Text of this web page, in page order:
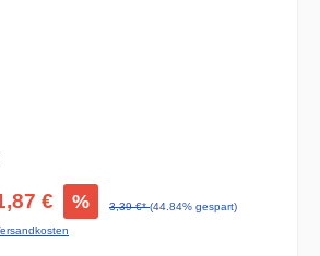
€ % 3,39 €*(44.84% gespart)